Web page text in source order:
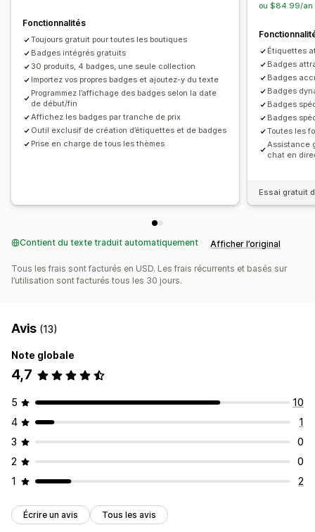
Pages de collection
Pages de produit
Fonctionnalités
Toujours gratuit pour toutes les boutiques
Badges intégrés gratuits
30 produits, 4 badges, une seule collection
Importez vos propres badges et ajoutez-y du texte
Programmez l’affichage des badges selon la date
de début/fin
Affichez les badges par tranche de prix
Outil exclusif de création d’étiquettes et de badges
Prise en charge de tous les thèmes
ou $84.99/an
Étiquettes
Badges
Badges
Badges
Badges
Badges
Toutes les
Assistance
chat en
Essai gratuit
Contient du texte traduit automatiquement Afficher l’original
Tous les frais sont facturés en USD. Les frais récurrents et basés sur
l’utilisation sont facturés tous les 30 jours.
Avis (13)
Note globale
4,7
5
10
4
1
3
0
2
0
1
2
Écrire un avis Tous les avis